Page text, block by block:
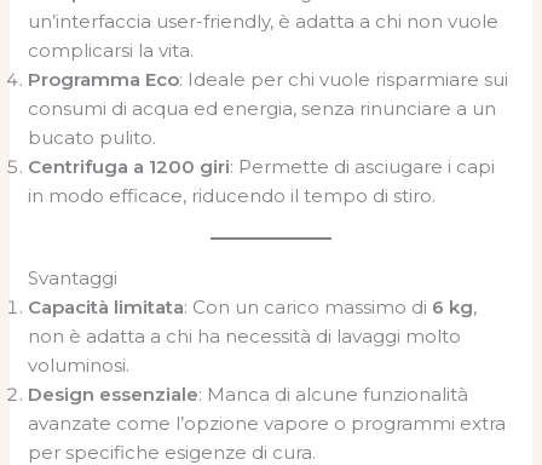
un’interfaccia user-friendly, è adatta a chi non vuole
complicarsi la vita.
Programma Eco: Ideale per chi vuole risparmiare sui
consumi di acqua ed energia, senza rinunciare a un
bucato pulito.
Centrifuga a 1200 giri: Permette di asciugare i capi
in modo efficace, riducendo il tempo di stiro.
Svantaggi
Capacità limitata: Con un carico massimo di 6 kg,
non è adatta a chi ha necessità di lavaggi molto
voluminosi.
Design essenziale: Manca di alcune funzionalità
avanzate come l’opzione vapore o programmi extra
per specifiche esigenze di cura.